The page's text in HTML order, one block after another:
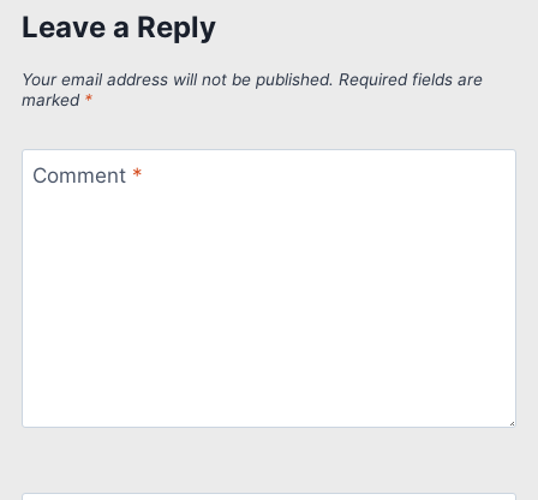
Leave a Reply
Your email address will not be published. Required fields are
marked *
Comment *